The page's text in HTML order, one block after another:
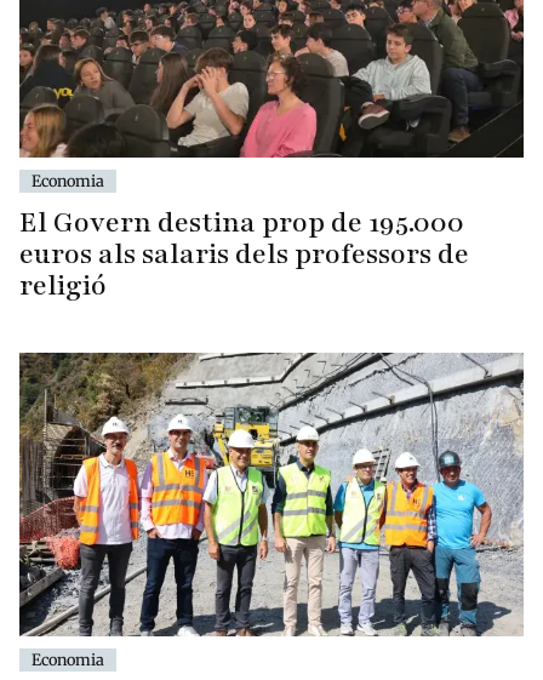
Economia
El Govern destina prop de 195.000
euros als salaris dels professors de
religió
Economia